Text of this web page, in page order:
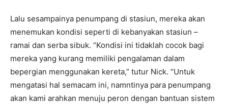
Lalu sesampainya penumpang di stasiun, mereka akan
menemukan kondisi seperti di kebanyakan stasiun –
ramai dan serba sibuk. “Kondisi ini tidaklah cocok bagi
mereka yang kurang memiliki pengalaman dalam
bepergian menggunakan kereta,” tutur Nick. “Untuk
mengatasi hal semacam ini, namntinya para penumpang
akan kami arahkan menuju peron dengan bantuan sistem